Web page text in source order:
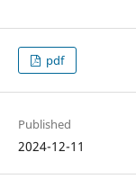
pdf
Published
2024-12-11